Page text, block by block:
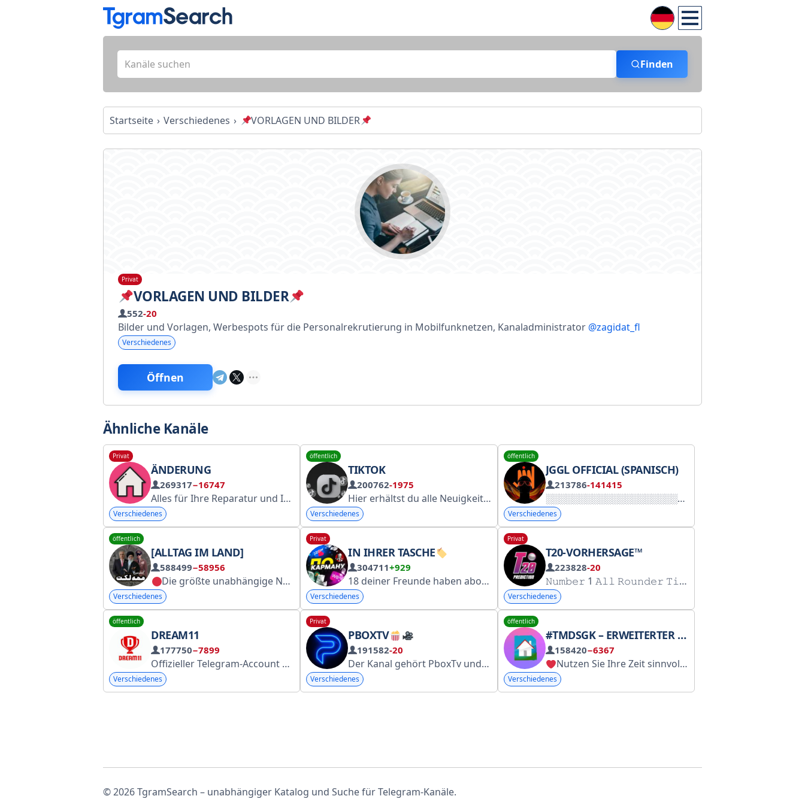
Finden
Startseite Verschiedenes VORLAGEN UND BILDER
Privat
VORLAGEN UND BILDER
552-20
Bilder und Vorlagen, Werbespots für die Personalrekrutierung in Mobilfunknetzen, Kanaladministrator @zagidat_fl
Verschiedenes
Öffnen
Ähnliche Kanäle
Privat
ÄNDERUNG
269317−16747
Alles für Ihre Reparatur und Ihr Design. Bei Fragen: @tgSmokke. Alle unsere Kanäle: @tgSmokeMedia. Einladungslink: @tgPeredelka.
Verschiedenes
öffentlich
TIKTOK
200762-1975
Hier erhältst du alle Neuigkeiten zu TikTok-Mods!
Verschiedenes
öffentlich
JGGL OFFICIAL (SPANISCH)
213786-141415
Verschiedenes
öffentlich
[ALLTAG IM LAND]
588499−58956
Die größte unabhängige Nachrichtenquelle für die Bevölkerung. Echte Nachrichten voller Schmerz und Absurditäten, gewürzt mit einer Prise Liebe und Vaseline zur Schmerzlinderung.
Verschiedenes
Privat
IN IHRER TASCHE
304711+929
18 deiner Freunde haben abonniert. Die besten Rabatte auf WB. Für Produktwerbung: @Guurjo
Verschiedenes
Privat
T20-VORHERSAGE™
223828-20
𝙽𝚞𝚖𝚋𝚎𝚛 1 𝙰𝚕𝚕 𝚁𝚘𝚞𝚗𝚍𝚎𝚛 𝚃𝚒𝚙𝚙𝚎𝚛 𝚂𝚒𝚗𝚌𝚎 2021
Verschiedenes
öffentlich
DREAM11
177750−7899
Offizieller Telegram-Account von Dream11. Das Spiel läuft rund um die Uhr. Spiele Fantasy-Sport kostenlos.
Verschiedenes
Privat
PBOXTV
191582-20
Der Kanal gehört PboxTv und wird von @exlandlord verwaltet.
Verschiedenes
öffentlich
#TMDSGK – ERWEITERTER ABFRAGEKANAL
158420−6367
Nutzen Sie Ihre Zeit sinnvoll und führen Sie ein gesundes Leben.
Verschiedenes
© 2026 TgramSearch – unabhängiger Katalog und Suche für Telegram‑Kanäle.